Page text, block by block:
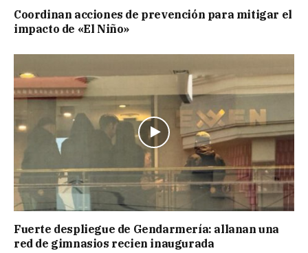
Coordinan acciones de prevención para mitigar el
impacto de «El Niño»
Fuerte despliegue de Gendarmería: allanan una
red de gimnasios recien inaugurada